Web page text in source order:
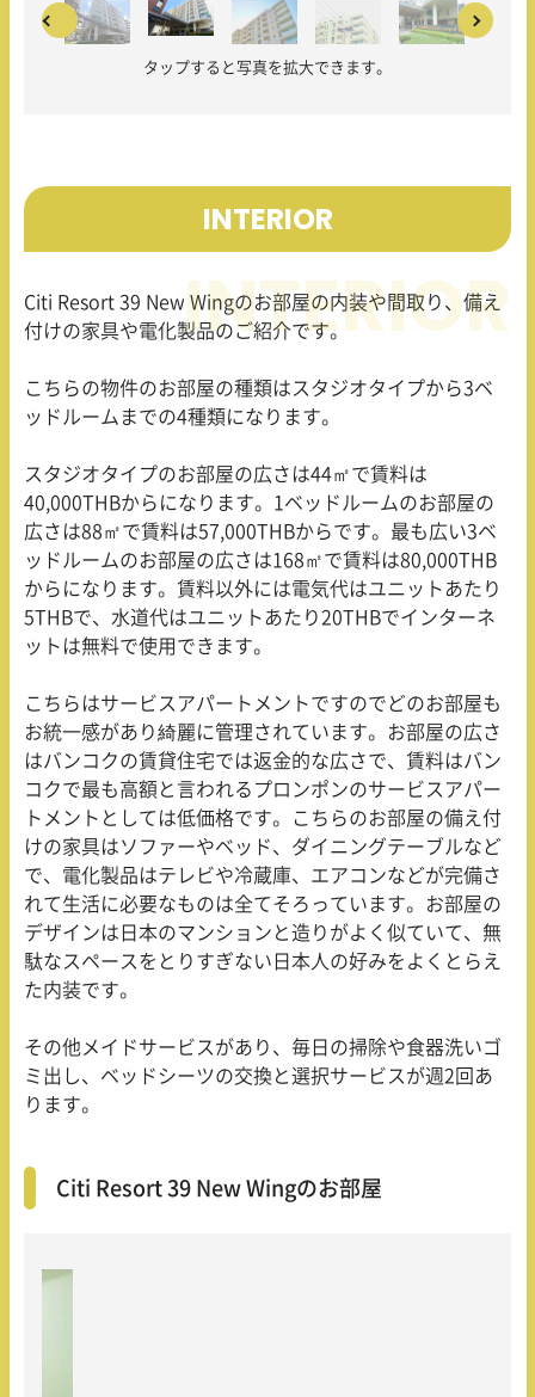
タップすると写真を拡大できます。
INTERIOR
Citi Resort 39 New Wingのお部屋の内装や間取り、備え
付けの家具や電化製品のご紹介です。
こちらの物件のお部屋の種類はスタジオタイプから3ベ
ッドルームまでの4種類になります。
スタジオタイプのお部屋の広さは44㎡で賃料は
40,000THBからになります。1ベッドルームのお部屋の
広さは88㎡で賃料は57,000THBからです。最も広い3ベ
ッドルームのお部屋の広さは168㎡で賃料は80,000THB
からになります。賃料以外には電気代はユニットあたり
5THBで、水道代はユニットあたり20THBでインターネ
ットは無料で使用できます。
こちらはサービスアパートメントですのでどのお部屋も
お統一感があり綺麗に管理されています。お部屋の広さ
はバンコクの賃貸住宅では返金的な広さで、賃料はバン
コクで最も高額と言われるプロンポンのサービスアパー
トメントとしては低価格です。こちらのお部屋の備え付
けの家具はソファーやベッド、ダイニングテーブルなど
で、電化製品はテレビや冷蔵庫、エアコンなどが完備さ
れて生活に必要なものは全てそろっています。お部屋の
デザインは日本のマンションと造りがよく似ていて、無
駄なスペースをとりすぎない日本人の好みをよくとらえ
た内装です。
その他メイドサービスがあり、毎日の掃除や食器洗いゴ
ミ出し、ベッドシーツの交換と選択サービスが週2回あ
ります。
Citi Resort 39 New Wingのお部屋